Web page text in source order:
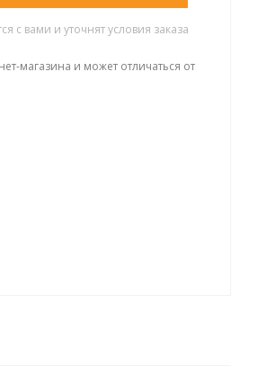
с вами и уточнят условия заказа
магазина и может отличаться от